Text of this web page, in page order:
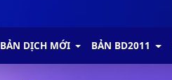
BẢN DỊCH MỚI BẢN BD2011